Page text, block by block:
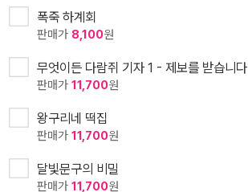
폭죽 하계회
판매가 8,100원
무엇이든 다람쥐 기자 1 - 제보를 받습니다
판매가 11,700원
왕구리네 떡집
판매가 11,700원
달빛문구의 비밀
판매가 11,700원